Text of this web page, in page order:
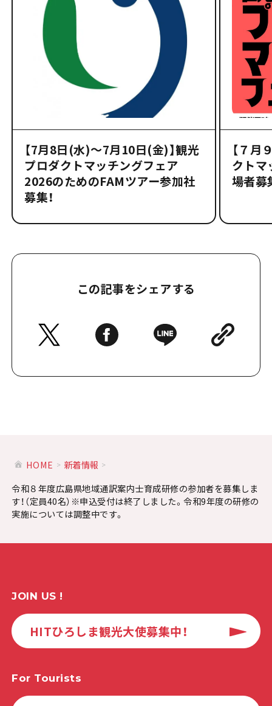
【7月8日(水)～7月10日(金)】観光
プロダクトマッチングフェア
2026のためのFAMツアー参加社
募集！
【７月
クト
場者募
この記事をシェアする
HOME
新着情報
令和８年度広島県地域通訳案内士育成研修の参加者を募集しま
す！（定員40名）※申込受付は終了しました。令和9年度の研修の
実施については調整中です。
JOIN US !
HITひろしま観光大使募集中！
For Tourists